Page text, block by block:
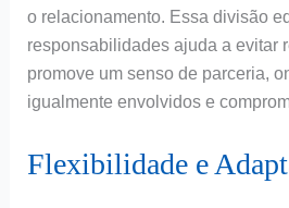
o relacionamento. Essa divisão
responsabilidades ajuda a evitar
promove um senso de parceria,
igualmente envolvidos e
Flexibilidade e